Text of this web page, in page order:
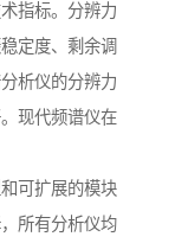
指标。分辨力
定度、剩余调
析仪的分辨力
现代频谱仪在
可扩展的模块
所有分析仪均